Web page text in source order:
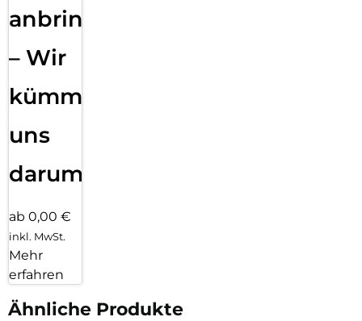
anbringen
– Wir
kümmern
uns
darum!
ab 0,00 €
inkl. MwSt.
Mehr
erfahren
Ähnliche Produkte